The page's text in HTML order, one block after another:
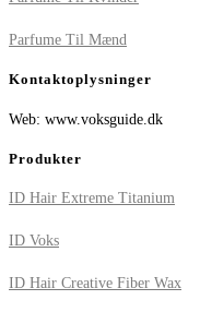
Parfume Til Mænd
Kontaktoplysninger
Web: www.voksguide.dk
Produkter
ID Hair Extreme Titanium
ID Voks
ID Hair Creative Fiber Wax